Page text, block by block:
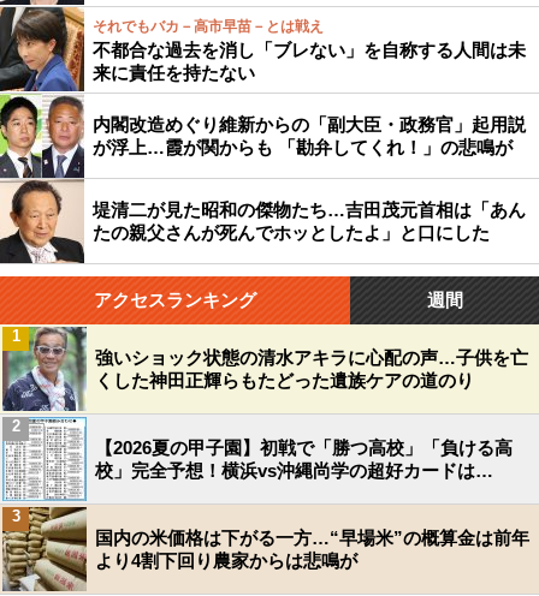
それでもバカ－高市早苗－とは戦え
不都合な過去を消し「ブレない」を自称する人間は未
来に責任を持たない
内閣改造めぐり維新からの「副大臣・政務官」起用説
が浮上…霞が関からも 「勘弁してくれ！」の悲鳴が
堤清二が見た昭和の傑物たち…吉田茂元首相は「あん
たの親父さんが死んでホッとしたよ」と口にした
アクセスランキング 週間
強いショック状態の清水アキラに心配の声…子供を亡
くした神田正輝らもたどった遺族ケアの道のり
1
【2026夏の甲子園】初戦で「勝つ高校」「負ける高
校」完全予想！横浜vs沖縄尚学の超好カードは…
2
国内の米価格は下がる一方…“早場米”の概算金は前年
より4割下回り農家からは悲鳴が
3